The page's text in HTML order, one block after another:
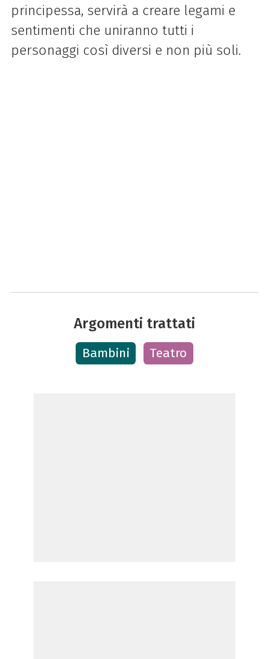
principessa, servirà a creare legami e
sentimenti che uniranno tutti i
personaggi così diversi e non più soli.
Argomenti trattati
Bambini Teatro